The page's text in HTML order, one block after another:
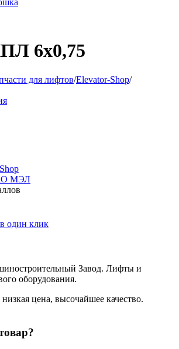
6х0,75
для лифтов/Elevator-Shop/
МЭЛ
один клик
Завод. Лифты и
оборудования.
цена, высочайшее качество.